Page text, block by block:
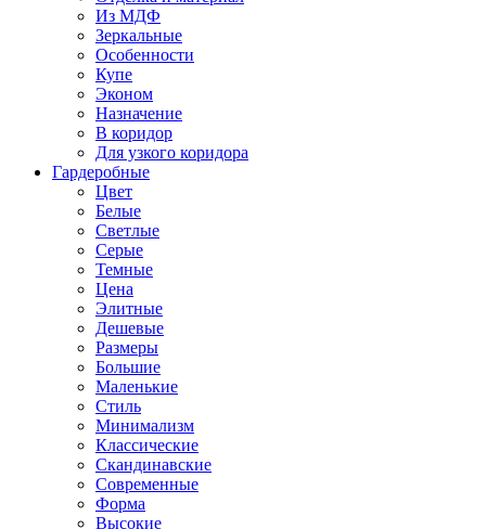
Из МДФ
Зеркальные
Особенности
Купе
Эконом
Назначение
В коридор
Для узкого коридора
Гардеробные
Цвет
Белые
Светлые
Серые
Темные
Цена
Элитные
Дешевые
Размеры
Большие
Маленькие
Стиль
Минимализм
Классические
Скандинавские
Современные
Форма
Высокие